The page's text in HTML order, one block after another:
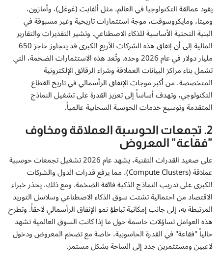
يقود عمالقة التكنولوجيا في العالم، مثل ألفابت (غوغل)، وأمازون،
وميتا، ومايكروسوفت، موجة استثمارات تاريخية وغير مسبوقة في
البنية التحتية الأساسية للذكاء الاصطناعي. وتشير التقديرات والتقارير
المالية إلى أن إنفاق هذه الشركات الأربع الكبرى قد يتجاوز حاجز 650
مليار دولار في عام 2026 وحده. وتُعد هذه الاستثمارات الضخمة، التي
تشمل بناء مراكز البيانات العملاقة وشراء الرقائق الإلكترونية
المتخصصة، من أكبر موجات الإنفاق الرأسمالي في تاريخ القطاع
التكنولوجي، وتهدف أساساً إلى تعزيز القدرة على تشغيل النماذج
المتقدمة وتوسيع خدمات الحوسبة السحابية عالمياً.
2. تجمعات الحوسبة العملاقة ومخاوف
"فقاعة" المعروض
على صعيد القدرات التقنية، يشهد عام 2026 تشغيل تجمعات حوسبية
عملاقة (Compute Clusters)، مما يرفع قدرات الدول والشركات
الكبرى على تدريب النماذج الذكية فائقة الضخمة. ومع ذلك، يحذر خبراء
الاقتصاد من احتمالية تشتت سوق الذكاء الاصطناعي وسلاسل التوريد
المرتبطة به، إلى جانب إمكانية تباطؤ نمو الإنفاق الرأسمالي لاحقاً. وتطرح
هذه العوامل تساؤلات حاسمة حول ما إذا كانت السوق العالمية تشهد
حالياً "فقاعة" في القدرة الحاسوبية، خاصة مع تضخم المعروض ودخول
لاعبين ومستثمرين جدد إلى الساحة بشكل مستمر.